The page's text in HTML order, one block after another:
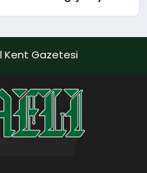
Kent Gazetesi